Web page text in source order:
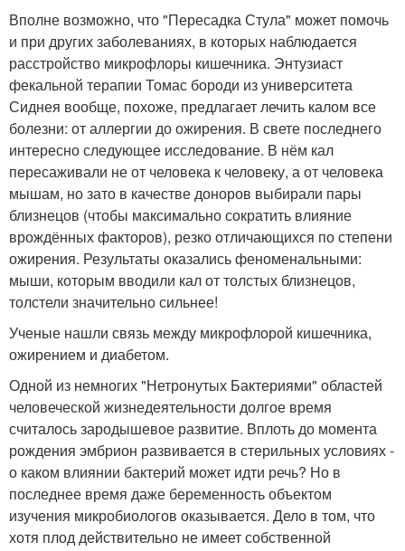
Вполне возможно, что "Пересадка Стула" может помочь
и при других заболеваниях, в которых наблюдается
расстройство микрофлоры кишечника. Энтузиаст
фекальной терапии Томас бороди из университета
Сиднея вообще, похоже, предлагает лечить калом все
болезни: от аллергии до ожирения. В свете последнего
интересно следующее исследование. В нём кал
пересаживали не от человека к человеку, а от человека
мышам, но зато в качестве доноров выбирали пары
близнецов (чтобы максимально сократить влияние
врождённых факторов), резко отличающихся по степени
ожирения. Результаты оказались феноменальными:
мыши, которым вводили кал от толстых близнецов,
толстели значительно сильнее!
Ученые нашли связь между микрофлорой кишечника,
ожирением и диабетом.
Одной из немногих "Нетронутых Бактериями" областей
человеческой жизнедеятельности долгое время
считалось зародышевое развитие. Вплоть до момента
рождения эмбрион развивается в стерильных условиях -
о каком влиянии бактерий может идти речь? Но в
последнее время даже беременность объектом
изучения микробиологов оказывается. Дело в том, что
хотя плод действительно не имеет собственной